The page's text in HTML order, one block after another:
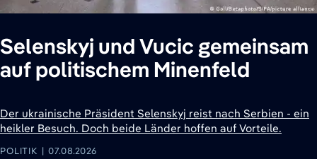
Selenskyj und Vucic gemeinsam
auf politischem Minenfeld
Der ukrainische Präsident Selenskyj reist nach Serbien - ein
heikler Besuch. Doch beide Länder hoffen auf Vorteile.
POLITIK 07.08.2026